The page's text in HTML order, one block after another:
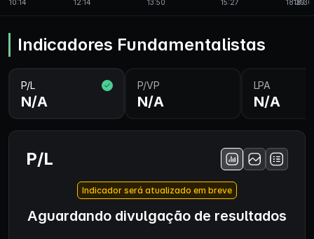
Indicadores Fundamentalistas
P/L
N/A
P/VP
N/A
LPA
N/A
P/L
Indicador será atualizado em breve
Aguardando divulgação de resultados